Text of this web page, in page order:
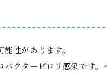
性があります。
クターピロリ感染です